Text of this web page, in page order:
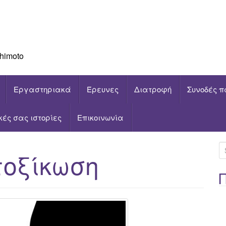
Εργαστηριακά Έρευνες Διατροφή Συνοδές
σας ιστορίες Επικοινωνία
e
a
r